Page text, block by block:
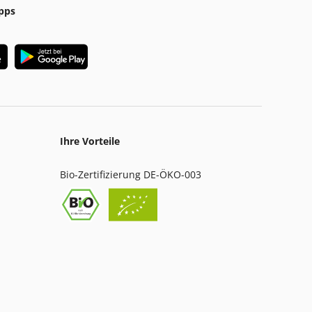
Ihre Vorteile
Bio-Zertifizierung DE-ÖKO-003